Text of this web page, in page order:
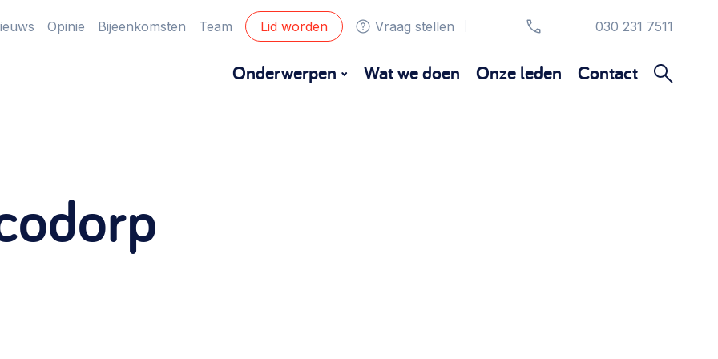
Opinie Bijeenkomsten Team Lid worden Vraag stellen 030 231 7511
Onderwerpen
Eigen gebouw
Wat we doen Onze leden Contact